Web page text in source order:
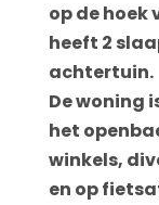
op de hoek
heeft 2
achtertuin.
De woning
het
winkels,
en op